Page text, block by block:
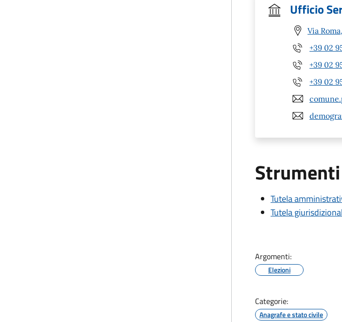
Ufficio
Via
+39 02
+39 02
+39 02
Tutela
Tutela
Argomenti:
Elezioni
Categorie:
Anagrafe e stato civile